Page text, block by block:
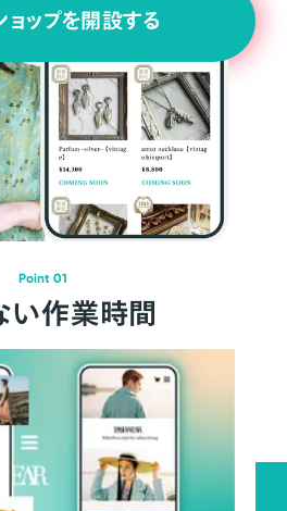
ップを開設する
3つの理由
Point 01
い作業時間